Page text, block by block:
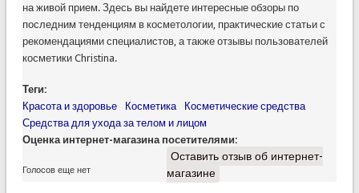
на живой прием. Здесь вы найдете интересные обзоры по
последним тенденциям в косметологии, практические статьи с
рекомендациями специалистов, а также отзывы пользователей
косметики Christina.
Теги:
Красота и здоровье
Косметика
Косметические средства
Средства для ухода за телом и лицом
Оценка интернет-магазина посетителями:
Голосов еще нет
Оставить отзыв об интернет-
магазине